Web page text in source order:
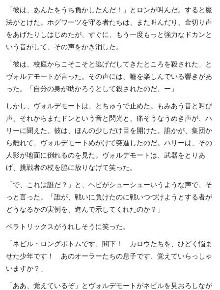
「彼は、あんたをうち負かしたんだ！」とロンが叫んだ。すると魔
法がとけた。ホグワーツを守る者たちは、また叫んだり、金切り声
をあげたりしはじめたが、すぐに、もう一度もっと強力なドカンと
いう音がして、その声をかき消した。
「彼は、校庭からこそこそと逃げだしてきたところを殺された」と
ヴォルデモートが言った。その声には、嘘を楽しんでいる響きがあ
った。「自分の身が助かろうとして殺されたのだ、ー」
しかし、ヴォルデモートは、とちゅうで止めた。もみあう音と叫び
声、それからまたドンという音と閃光と、痛そうなうめき声が、ハ
リーに聞えた。彼は、ほんの少しだけ目を開けた。誰かが、集団か
ら離れて、ヴォルデモートめがけて突進したのだ。ハリーは、その
人影が地面に倒れるのを見た。ヴォルデモートは、武器をとりあ
げ、挑戦者の杖を脇に放りなげて笑った。
「で、これは誰だ？」と、ヘビがシューシューいうような声で、そ
っと言った。「誰が、戦いに負けたのに戦いつづけようとする者が
どうなるかの実例を、進んで示してくれたのか？」
ベラトリックスがうれしそうに笑った。
「ネビル・ロングボトムです、閣下！ カロウたちを、ひどく悩ま
せた少年です！ あのオーラーたちの息子です、覚えていらっしゃ
いますか？」
「ああ、覚えているぞ」とヴォルデモートがネビルを見おろしなが